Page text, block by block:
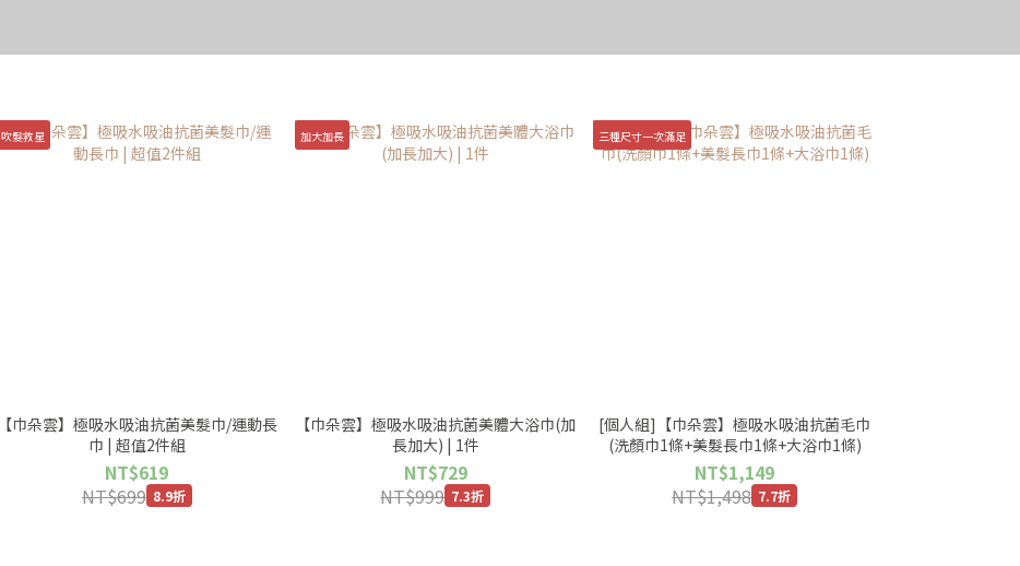
吹髮救星
【巾朵雲】極吸水吸油抗菌美髮巾/運動長
巾 | 超值2件組
NT$619
NT$699 8.9折
加大加長
【巾朵雲】極吸水吸油抗菌美體大浴巾(加
長加大) | 1件
NT$729
NT$999 7.3折
三種尺寸一次滿足
[個人組]【巾朵雲】極吸水吸油抗菌毛巾
(洗顏巾1條+美髮長巾1條+大浴巾1條)
NT$1,149
NT$1,498 7.7折